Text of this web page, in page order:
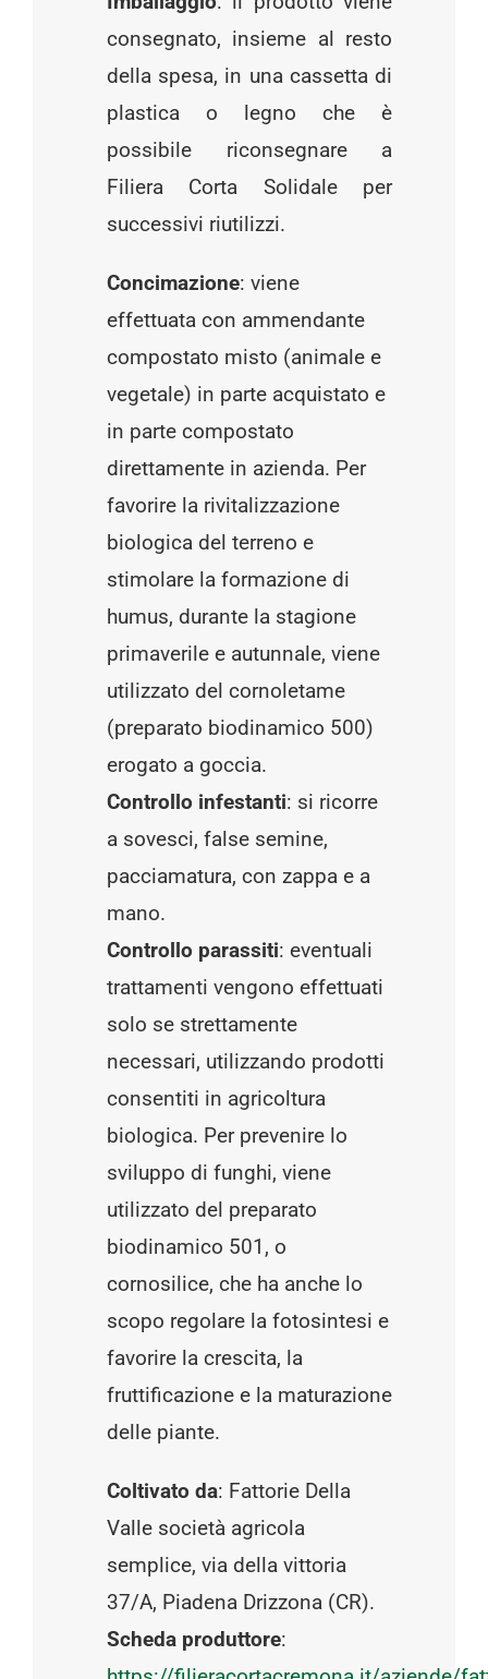
consegnato, insieme al resto
della spesa, in una cassetta di
plastica o legno che è
possibile riconsegnare a
Filiera Corta Solidale per
successivi riutilizzi.
Concimazione: viene
effettuata con ammendante
compostato misto (animale e
vegetale) in parte acquistato e
in parte compostato
direttamente in azienda. Per
favorire la rivitalizzazione
biologica del terreno e
stimolare la formazione di
humus, durante la stagione
primaverile e autunnale, viene
utilizzato del cornoletame
(preparato biodinamico 500)
erogato a goccia.
Controllo infestanti: si ricorre
a sovesci, false semine,
pacciamatura, con zappa e a
mano.
Controllo parassiti: eventuali
trattamenti vengono effettuati
solo se strettamente
necessari, utilizzando prodotti
consentiti in agricoltura
biologica. Per prevenire lo
sviluppo di funghi, viene
utilizzato del preparato
biodinamico 501, o
cornosilice, che ha anche lo
scopo regolare la fotosintesi e
favorire la crescita, la
fruttificazione e la maturazione
delle piante.
Coltivato da: Fattorie Della
Valle società agricola
semplice, via della vittoria
37/A, Piadena Drizzona (CR).
Scheda produttore: